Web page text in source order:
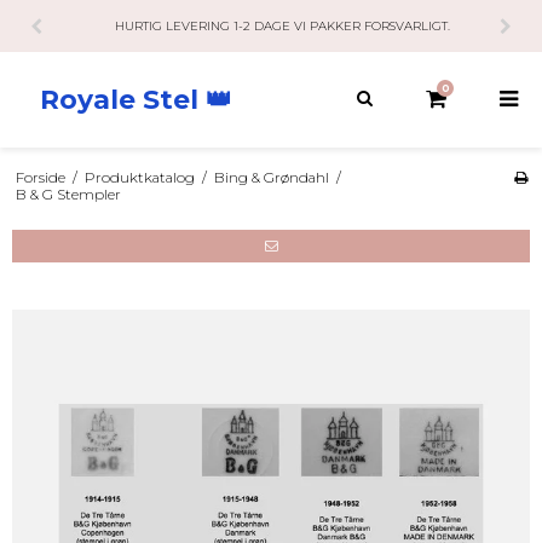
HURTIG LEVERING 1-2 DAGE VI PAKKER FORSVARLIGT.
Royale Stel 👑 0
Forside / Produktkatalog / Bing & Grøndahl /
B & G Stempler